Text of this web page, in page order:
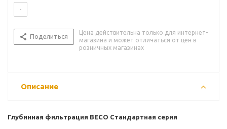
-
Поделиться
Цена действительна только для интернет-
магазина и может отличаться от цен в
розничных магазинах
Описание
Глубинная фильтрация BECO Стандартная серия